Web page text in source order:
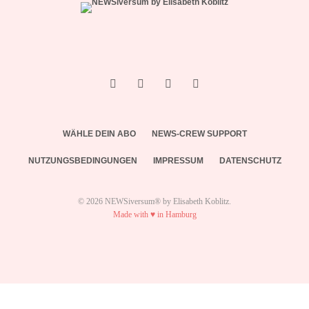
WÄHLE DEIN ABO NEWS-CREW SUPPORT
NUTZUNGSBEDINGUNGEN IMPRESSUM DATENSCHUTZ
© 2026 NEWSiversum® by Elisabeth Koblitz.
Made with ♥ in Hamburg